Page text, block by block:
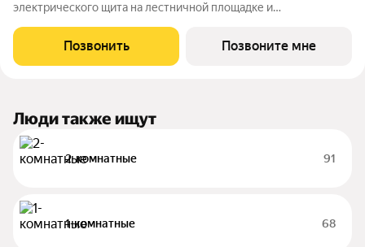
электрического щита на лестничной площадке и
стен, кроме стен лоджий, откосов дверных и оконных
проемов, ниш прохождения стояков
Позвонить Позвоните мне
Люди также ищут
2-комнатные 91
1-комнатные 68